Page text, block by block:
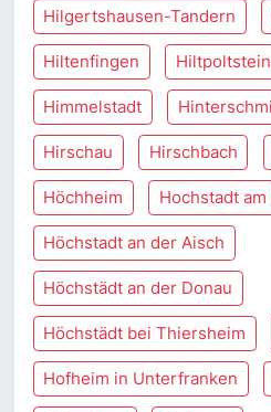
Hilgertshausen-Tandern
Hiltenfingen Hiltpoltstein
Himmelstadt
Hirschau Hirschbach
Höchheim Hochstadt am
Höchstadt an der Aisch
Höchstädt an der Donau
Höchstädt bei Thiersheim
Hofheim in Unterfranken